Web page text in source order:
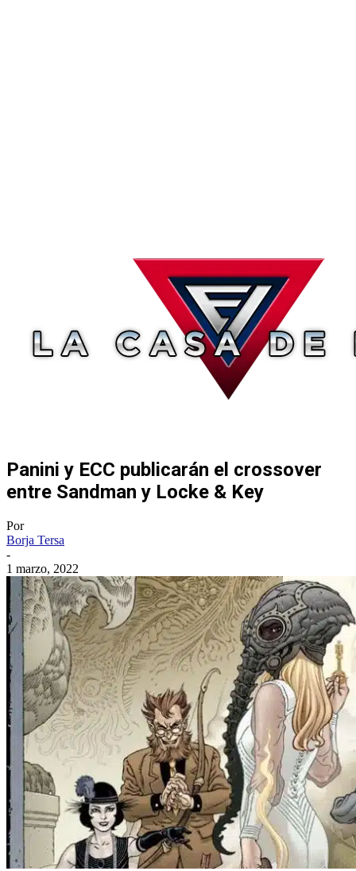
Panini y ECC publicarán el crossover
entre Sandman y Locke & Key
Por
Borja Tersa
-
1 marzo, 2022